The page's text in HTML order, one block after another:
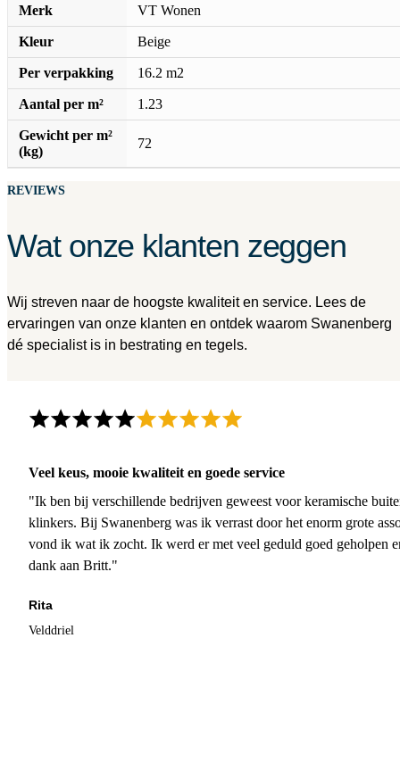
Merk VT Wonen
Kleur Beige
Per verpakking 16.2 m2
Aantal per m² 1.23
Gewicht per m²
(kg)
72
REVIEWS
Wat onze klanten zeggen
Wij streven naar de hoogste kwaliteit en service. Lees de
ervaringen van onze klanten en ontdek waarom Swanenberg
dé specialist is in bestrating en tegels.
Veel keus, mooie kwaliteit en goede service
"Ik ben bij verschillende bedrijven geweest voor keramische
klinkers. Bij Swanenberg was ik verrast door het enorm grote
vond ik wat ik zocht. Ik werd er met veel geduld goed geholpen
dank aan Britt."
Rita
Velddriel